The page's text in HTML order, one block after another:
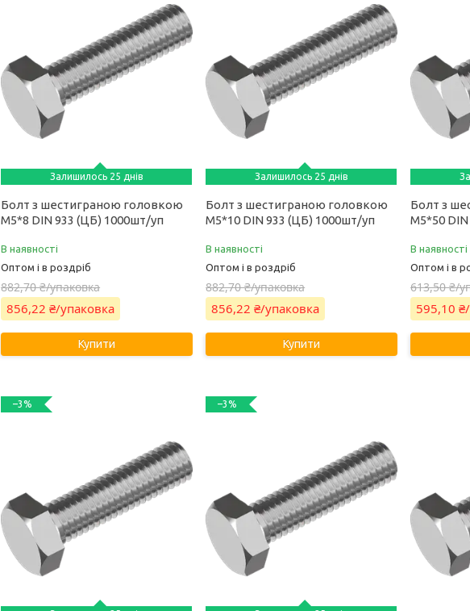
Залишилось 25 днів
Болт з шестиграною головкою
М5*8 DIN 933 (ЦБ) 1000шт/уп
В наявності
Оптом і в роздріб
882,70 ₴/упаковка
856,22 ₴/упаковка
Купити
Залишилось 25 днів
Болт з шестиграною головкою
М5*10 DIN 933 (ЦБ) 1000шт/уп
В наявності
Оптом і в роздріб
882,70 ₴/упаковка
856,22 ₴/упаковка
Купити
Болт з
М5*50
В наявності
Оптом і в
613,50 ₴/
595,10
–3% –3%